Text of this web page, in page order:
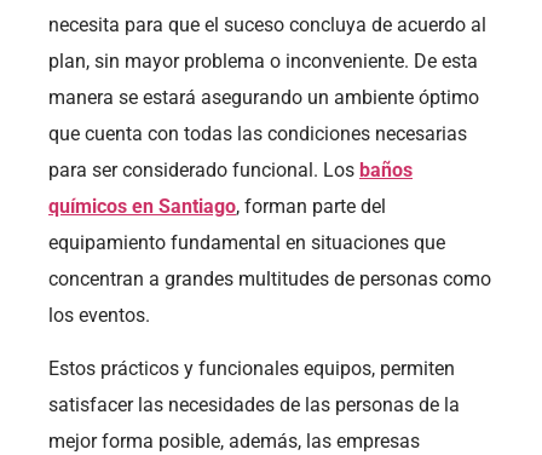
necesita para que el suceso concluya de acuerdo al
plan, sin mayor problema o inconveniente. De esta
manera se estará asegurando un ambiente óptimo
que cuenta con todas las condiciones necesarias
para ser considerado funcional. Los baños
químicos en Santiago, forman parte del
equipamiento fundamental en situaciones que
concentran a grandes multitudes de personas como
los eventos.
Estos prácticos y funcionales equipos, permiten
satisfacer las necesidades de las personas de la
mejor forma posible, además, las empresas